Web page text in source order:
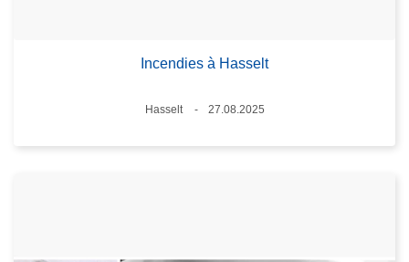
Incendies à Hasselt
Lieux
Hasselt
27.08.2025